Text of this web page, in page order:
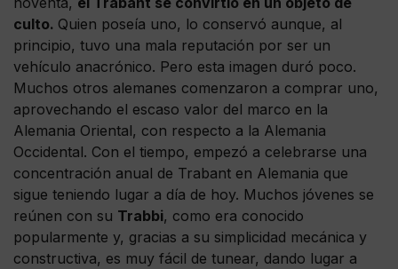
culto. Quien poseía uno, lo conservó aunque, al
principio, tuvo una mala reputación por ser un
vehículo anacrónico. Pero esta imagen duró poco.
Muchos otros alemanes comenzaron a comprar uno,
aprovechando el escaso valor del marco en la
Alemania Oriental, con respecto a la Alemania
Occidental. Con el tiempo, empezó a celebrarse una
concentración anual de Trabant en Alemania que
sigue teniendo lugar a día de hoy. Muchos jóvenes se
reúnen con su Trabbi, como era conocido
popularmente y, gracias a su simplicidad mecánica y
constructiva, es muy fácil de tunear, dando lugar a